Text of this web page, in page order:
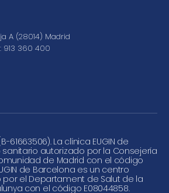
A (28014) Madrid
913 360 400
(B-61663506). La clínica EUGIN de
autorizado por la Consejería
de Madrid con el código
de Barcelona es un centro
el Departament de Salut de la
con el código E08044858.